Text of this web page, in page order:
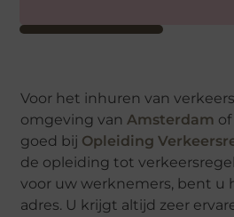
Voor het inhuren van
omgeving vanAmsterdam of
goed bij Opleiding
de opleiding tot
voor uw werknemers, bent u
adres. U krijgt altijd zeer